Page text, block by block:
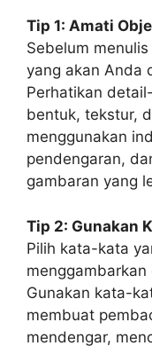
Tip 1: Amati
Sebelum
yang akan Anda
Perhatikan
bentuk, tekstur,
menggunakan
pendengaran,
gambaran yang
Tip 2: Gunakan
Pilih kata-kata
Gunakan kata-
membuat
mendengar,